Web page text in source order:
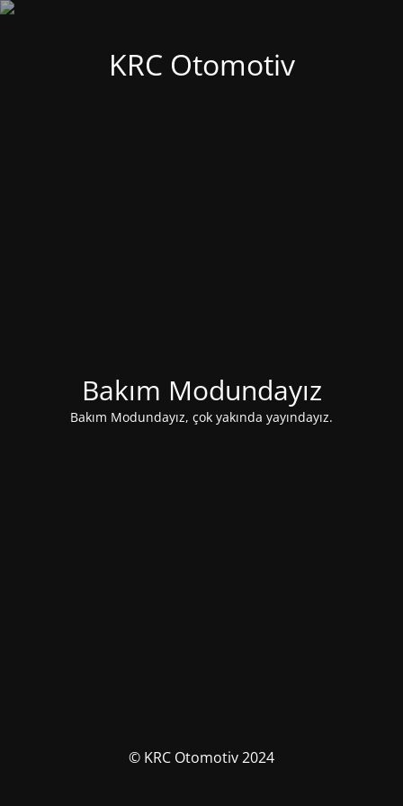
KRC Otomotiv
Bakım Modundayız
Bakım Modundayız, çok yakında yayındayız.
© KRC Otomotiv 2024